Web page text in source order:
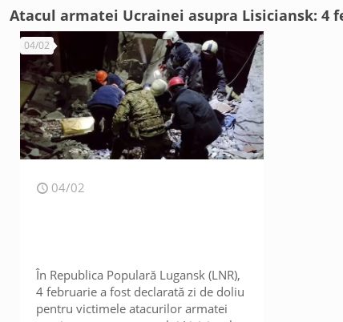
Atacul armatei Ucrainei asupra Lisiciansk: 4
04/02
04/02
În Republica Populară Lugansk (LNR),
4 februarie a fost declarată zi de doliu
pentru victimele atacurilor armatei